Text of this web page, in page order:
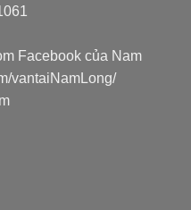
Facebook của Nam
vantaiNamLong/